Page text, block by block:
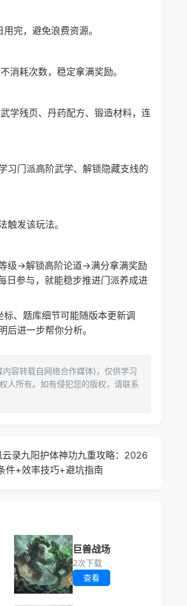
完，避免浪费资源。
耗次数，稳定拿满奖励。
残页、丹药配方、锻造材料，连
门派高阶武学、解锁隐藏支线的
发该玩法。
级→解锁高阶论道→满分拿满奖励
日参与，就能稳步推进门派养成进
、题库细节可能随版本更新调
进一步帮你分析。
容转载自网络合作媒体)，仅供学习
人所有。如有侵犯您的版权，请联系
云录九阳护体神功九重攻略：2026
件+效率技巧+避坑指南
巨兽战场
2次下载
查看